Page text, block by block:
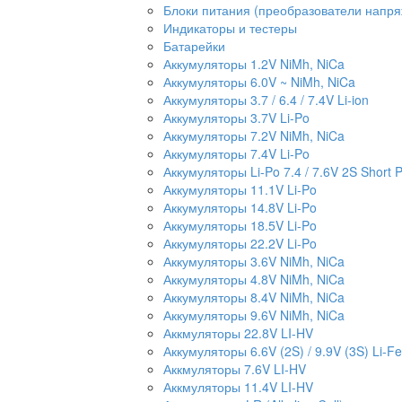
Блоки питания (преобразователи
Индикаторы и тестеры
Батарейки
Аккумуляторы 1.2V NiMh, NiCa
Аккумуляторы 6.0V ~ NiMh, NiCa
Аккумуляторы 3.7 / 6.4 / 7.4V Li-ion
Аккумуляторы 3.7V Li-Po
Аккумуляторы 7.2V NiMh, NiCa
Аккумуляторы 7.4V Li-Po
Аккумуляторы Li-Po 7.4 / 7.6V 2S Short
Аккумуляторы 11.1V Li-Po
Аккумуляторы 14.8V Li-Po
Аккумуляторы 18.5V Li-Po
Аккумуляторы 22.2V Li-Po
Аккумуляторы 3.6V NiMh, NiCa
Аккумуляторы 4.8V NiMh, NiCa
Аккумуляторы 8.4V NiMh, NiCa
Аккумуляторы 9.6V NiMh, NiCa
Аккмуляторы 22.8V LI-HV
Аккумуляторы 6.6V (2S) / 9.9V (3S) Li-Fe
Аккмуляторы 7.6V LI-HV
Аккмуляторы 11.4V LI-HV